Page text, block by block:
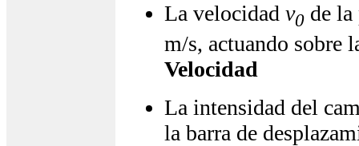
La velocidad v0 de la
m/s, actuando sobre
Velocidad
La intensidad del
la barra de